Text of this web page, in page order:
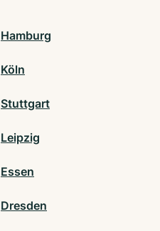
Hamburg
Köln
Stuttgart
Leipzig
Essen
Dresden